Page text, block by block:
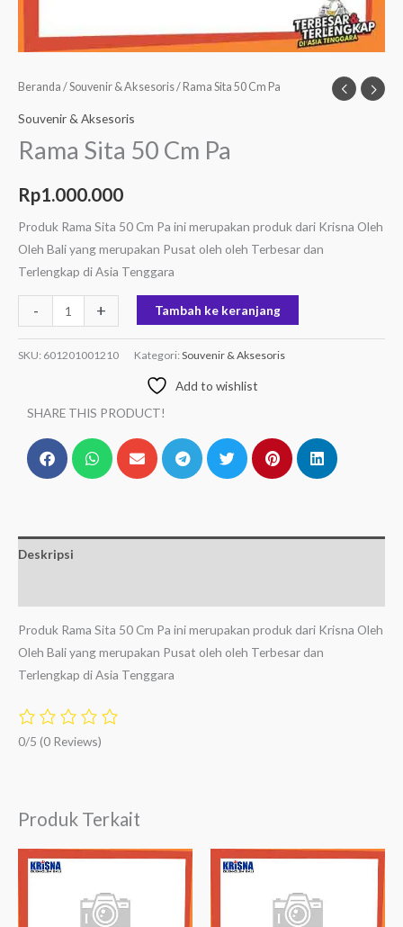
Beranda /Souvenir & Aksesoris/ Rama Sita 50 Cm Pa
Souvenir & Aksesoris
Rama Sita 50 Cm Pa
Rp1.000.000
Produk Rama Sita 50 Cm Pa ini merupakan produk dari Krisna Oleh
Oleh Bali yang merupakan Pusat oleh oleh Terbesar dan
Terlengkap di Asia Tenggara
- + Tambah ke keranjang
SKU: 601201001210 Kategori: Souvenir & Aksesoris
Add to wishlist
SHARE THIS PRODUCT!
Deskripsi
Produk Rama Sita 50 Cm Pa ini merupakan produk dari Krisna Oleh
Oleh Bali yang merupakan Pusat oleh oleh Terbesar dan
Terlengkap di Asia Tenggara
0/5 (0 Reviews)
Produk Terkait